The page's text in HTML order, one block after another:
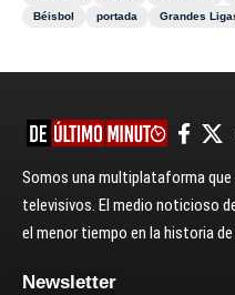
Béisbol
portada Grandes
Somos una multiplataforma
televisivos. El medio noticioso
el menor tiempo en la historia
Newsletter